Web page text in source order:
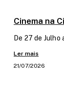
Cinema na
De 27 de
Ler mais
21/07/2026